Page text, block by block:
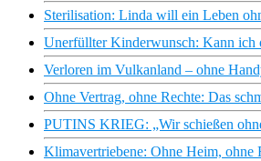
Sterilisation: Linda will ein Leben
Unerfüllter Kinderwunsch: Kann ich
Verloren im Vulkanland – ohne
Ohne Vertrag, ohne Rechte: Das
PUTINS KRIEG: „Wir schießen
Klimavertriebene: Ohne Heim,